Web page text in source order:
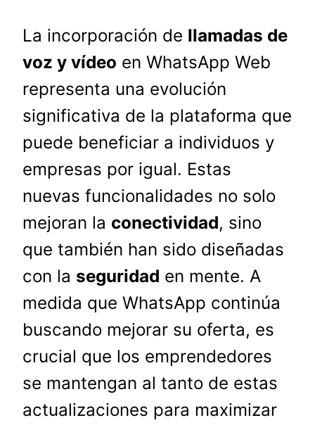
La incorporación de llamadas de
voz y vídeo en WhatsApp Web
representa una evolución
significativa de la plataforma que
puede beneficiar a individuos y
empresas por igual. Estas
nuevas funcionalidades no solo
mejoran la conectividad, sino
que también han sido diseñadas
con la seguridad en mente. A
medida que WhatsApp continúa
buscando mejorar su oferta, es
crucial que los emprendedores
se mantengan al tanto de estas
actualizaciones para maximizar